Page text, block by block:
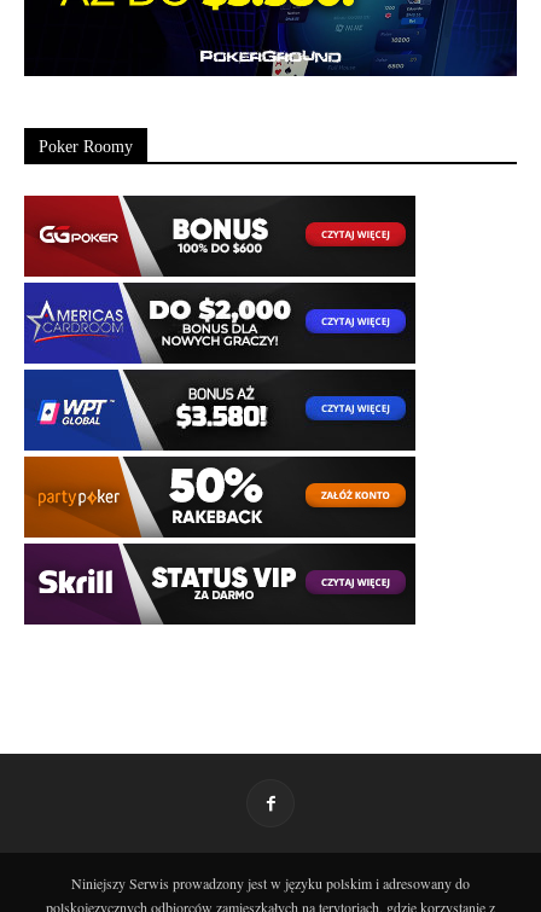
Poker Roomy
Niniejszy Serwis prowadzony jest w języku polskim i adresowany do
polskojęzycznych odbiorców zamieszkałych na terytoriach, gdzie korzystanie z